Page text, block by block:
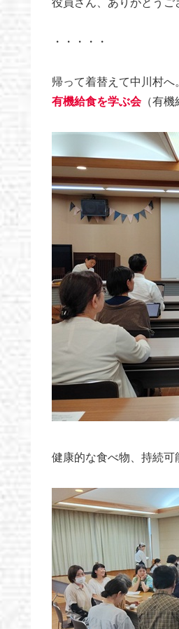
・・・・・
帰って着替えて中川村へ
有機給食を学ぶ会（有機
健康的な食べ物、持続可